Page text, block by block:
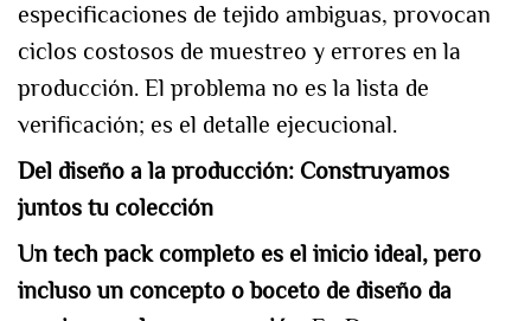
especificaciones de tejido ambiguas, provocan
ciclos costosos de muestreo y errores en la
producción. El problema no es la lista de
verificación; es el detalle ejecucional.
Del diseño a la producción: Construyamos
juntos tu colección
Un tech pack completo es el inicio ideal, pero
incluso un concepto o boceto de diseño da